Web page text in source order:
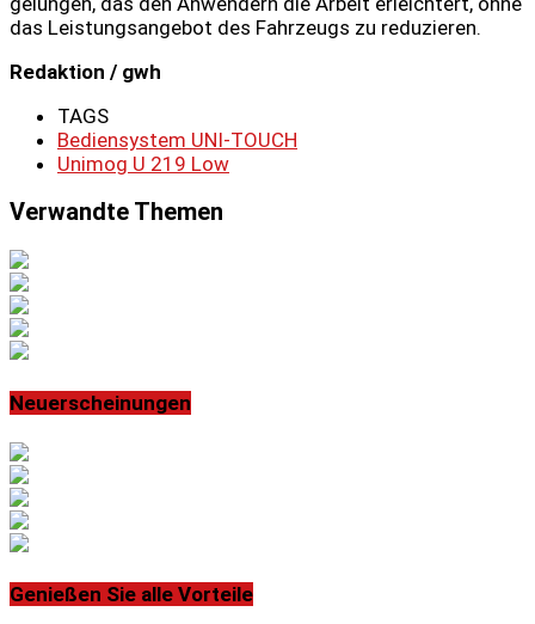
das Leistungsangebot des Fahrzeugs zu reduzieren.
Redaktion / gwh
TAGS
Bediensystem UNI-TOUCH
Unimog U 219 Low
Verwandte Themen
Neuerscheinungen
Genießen Sie alle Vorteile